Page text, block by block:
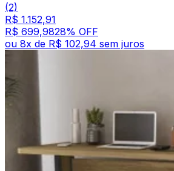
(2)
R$ 1.152,91
R$ 699,9828% OFF
ou 8x de R$ 102,94 sem juros